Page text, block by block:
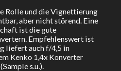
Rolle und die Vignettierung
aber nicht störend. Eine
ist die gute
Empfehlenswert ist
liefert auch f/4,5 in
Kenko 1,4x Konverter
s.u.).